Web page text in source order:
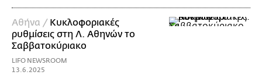
Αθήνα / Κυκλοφοριακές
ρυθμίσεις στη Λ. Αθηνών το
Σαββατοκύριακο
LIFO NEWSROOM
13.6.2025